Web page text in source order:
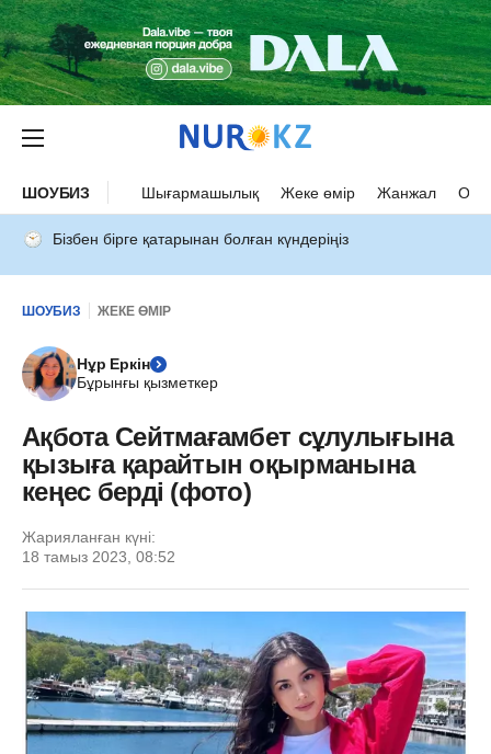
ШОУБИЗ Шығармашылық Жеке өмір Жанжал
Бізбен бірге қатарынан болған күндеріңіз
ШОУБИЗ ЖЕКЕ ӨМІР
Нұр Еркін
Бұрынғы қызметкер
Ақбота Сейтмағамбет сұлулығына
қызыға қарайтын оқырманына
кеңес берді (фото)
Жарияланған күні:
18 тамыз 2023, 08:52